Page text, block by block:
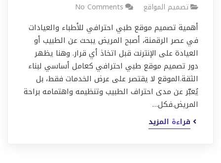
تصميم المواقع No Comments
أهمية تصميم موقع طبي احترافي للأطباء والعيادات
في عصر الرقمنة، أصبح المريض يبحث عن الطبيب أو
العيادة على الإنترنت قبل اتخاذ أي قرار. وهنا يظهر
دور تصميم موقع طبي احترافي كعامل أساسي لبناء
الثقة.الموقع لا يقتصر على عرض الخدمات فقط، بل
يُعبّر عن مدى احتراف الطبيب وتنظيمه واهتمامه براحة
المريض.فكل…
قراءة المزيد